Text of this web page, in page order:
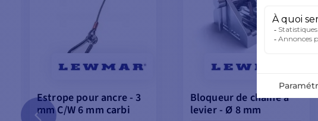
Estrope pour ancre - 3
mm C/W 6 mm carbi
Bloqueur de chaîne à
levier - Ø 8 mm